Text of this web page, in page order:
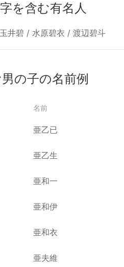
を含む有名人
井碧 / 水原碧衣 / 渡辺碧斗
の子の名前例
名前
亜乙已
亜乙生
亜和一
亜和伊
亜和衣
亜夫維